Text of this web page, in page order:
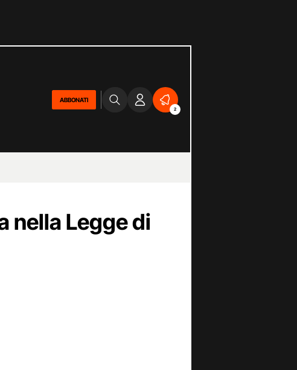
ABBONATI
2
nella Legge di